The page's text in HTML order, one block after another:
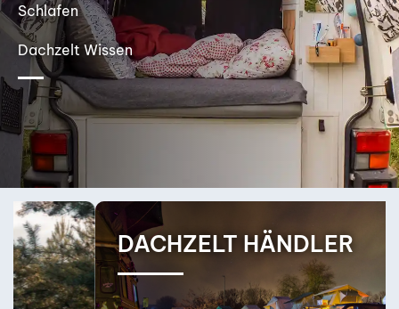
Schlafen
Dachzelt Wissen
DACHZELT HÄNDLER